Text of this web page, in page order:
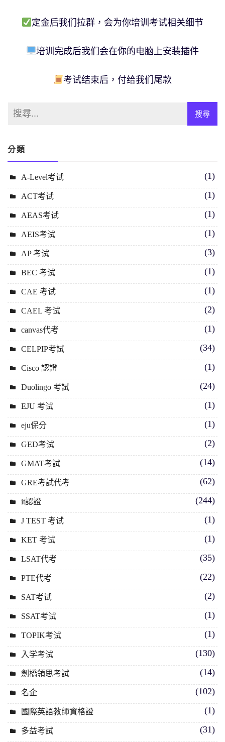
定金后我们拉群，会为你培训考试相关细节
培训完成后我们会在你的电脑上安装插件
考试结束后，付给我们尾款
分類
A-Level考试 (1)
ACT考试 (1)
AEAS考试 (1)
AEIS考试 (1)
AP 考试 (3)
BEC 考试 (1)
CAE 考试 (1)
CAEL 考试 (2)
canvas代考 (1)
CELPIP考試 (34)
Cisco 認證 (1)
Duolingo 考試 (24)
EJU 考试 (1)
eju保分 (1)
GED考试 (2)
GMAT考試 (14)
GRE考試代考 (62)
it認證 (244)
J TEST 考试 (1)
KET 考试 (1)
LSAT代考 (35)
PTE代考 (22)
SAT考试 (2)
SSAT考试 (1)
TOPIK考试 (1)
入学考试 (130)
劍橋領思考試 (14)
名企 (102)
國際英語教師資格證 (1)
多益考試 (31)